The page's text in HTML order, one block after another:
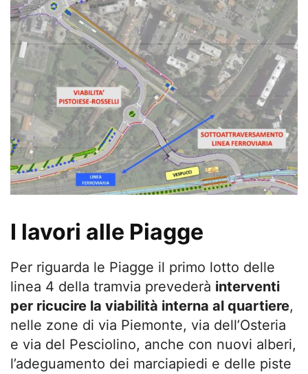
I lavori alle Piagge
Per riguarda le Piagge il primo lotto delle
linea 4 della tramvia prevederà interventi
per ricucire la viabilità interna al quartiere,
nelle zone di via Piemonte, via dell’Osteria
e via del Pesciolino, anche con nuovi alberi,
l’adeguamento dei marciapiedi e delle piste